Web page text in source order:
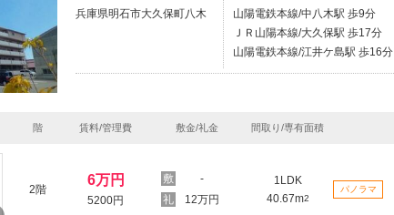
兵庫県明石市大久保町八木
山陽電鉄本線/中八木駅 歩9分
ＪＲ山陽本線/大久保駅 歩17分
山陽電鉄本線/江井ケ島駅 歩16分
階 賃料/管理費 敷金/礼金 間取り/専有面積
2階
6万円
5200円
-
12万円
1LDK
40.67m2
パノラマ